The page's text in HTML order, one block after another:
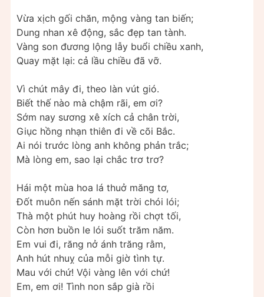
Vừa xịch gối chăn, mộng vàng tan biến;
Dung nhan xê động, sắc đẹp tan tành.
Vàng son đương lộng lẫy buổi chiều xanh,
Quay mặt lại: cả lầu chiều đã vỡ.
Vì chút mây đi, theo làn vút gió.
Biết thế nào mà chậm rãi, em ơi?
Sớm nay sương xê xích cả chân trời,
Giục hồng nhạn thiên đi về cõi Bắc.
Ai nói trước lòng anh không phản trắc;
Mà lòng em, sao lại chắc trơ trơ?
Hái một mùa hoa lá thuở măng tơ,
Đốt muôn nến sánh mặt trời chói lói;
Thà một phút huy hoàng rồi chợt tối,
Còn hơn buồn le lói suốt trăm năm.
Em vui đi, răng nở ánh trăng rằm,
Anh hút nhuỵ của mỗi giờ tình tự.
Mau với chứ! Vội vàng lên với chứ!
Em, em ơi! Tình non sắp già rồi